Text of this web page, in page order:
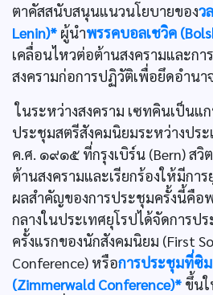
ตาคัสสนับสนุนแนวนโยบายของว
Lenin)* ผู้นำพรรคบอลเชวิค
เคลื่อนไหวต่อต้านสงครามและกา
สงครามก่อการปฏิวัติเพื่อยึดอำนา
ในระหว่างสงคราม เซทคินเป็นแ
ประชุมสตรีสังคมนิยมระหว่างปร
ค.ศ. ๑๙๑๕ ที่กรุงเบิร์น (Bern) สวิ
ต้านสงครามและเรียกร้องให้มีกา
ผลสำคัญของการประชุมครั้งนี้คือ
กลางในประเทศยุโรปได้จัดการป
ครั้งแรกของนักสังคมนิยม (First
Conference) หรือการประชุมที่ซิม
(Zimmerwald Conference)* ขึ้น